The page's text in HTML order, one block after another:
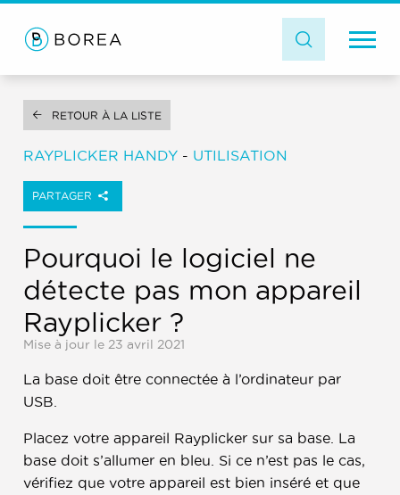
RETOUR À LA LISTE
RAYPLICKER HANDY- UTILISATION
PARTAGER
Pourquoi le logiciel ne
détecte pas mon appareil
Rayplicker ?
Mise à jour le 23 avril 2021
La base doit être connectée à l’ordinateur par
USB.
Placez votre appareil Rayplicker sur sa base. La
base doit s’allumer en bleu. Si ce n’est pas le cas,
vérifiez que votre appareil est bien inséré et que